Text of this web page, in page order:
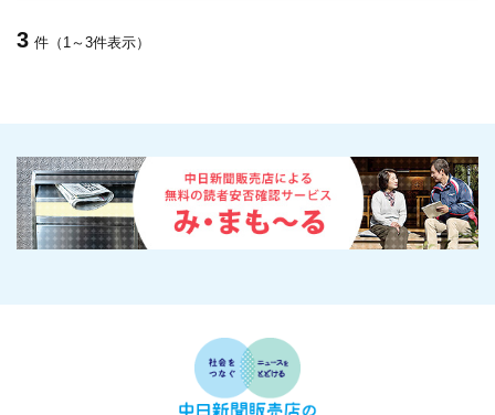
3 件（1～3件表示）